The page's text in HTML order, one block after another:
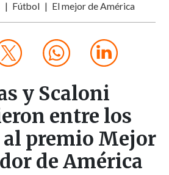
Fútbol El mejor de América
y Scaloni
entre los
premio Mejor
de América